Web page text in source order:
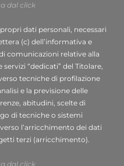
presente nella
dati personali al fine di:
alla sua richiesta di
il presente form;base
titolare ai sensi
f) del GDPR;
per finalità connesse ad
contenente
dal click
dati personali, necessari
(c) dell’informativa e
comunicazioni relative alla
“dedicati” del Titolare,
tecniche di profilazione
e la previsione delle
abitudini, scelte di
di tecniche o sistemi
l’arricchimento dei dati
terzi (arricchimento).
dal click